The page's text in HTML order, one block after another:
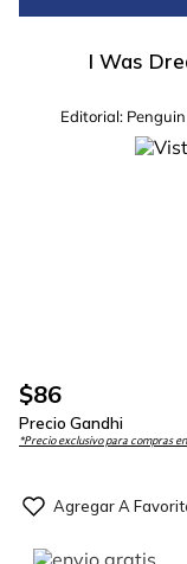
I Was
Editorial:
$86
Precio Gandhi
*Precio exclusivo para compras